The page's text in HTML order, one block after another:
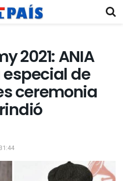
2021: ANIA
de
ceremonia